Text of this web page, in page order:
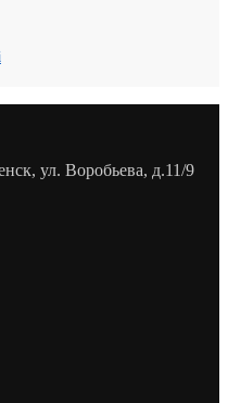
ул. Воробьева, д.11/9